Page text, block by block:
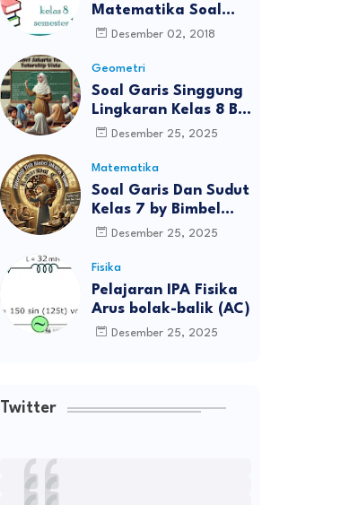
Matematika Soal
UAS Kelas 8
Desember 02, 2018
Geometri
Soal Garis Singgung
Lingkaran Kelas 8 By
Bimbel Jakarta Timur
Desember 25, 2025
Matematika
Soal Garis Dan Sudut
Kelas 7 by Bimbel
Jakarta Timur
Desember 25, 2025
Fisika
Pelajaran IPA Fisika
Arus bolak-balik (AC)
Desember 25, 2025
Twitter